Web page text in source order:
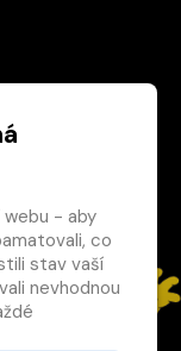
webu - aby
co
stav vaší
nevhodnou